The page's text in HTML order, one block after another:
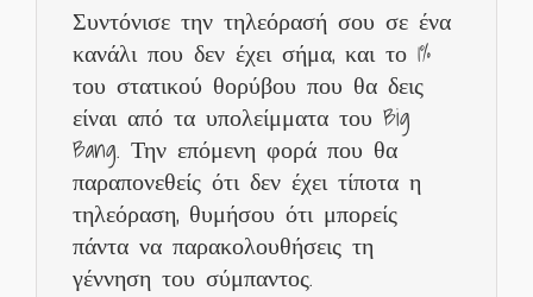
Συντόνισε την τηλεόρασή σου σε ένα
κανάλι που δεν έχει σήμα, και το 1%
του στατικού θορύβου που θα δεις
είναι από τα υπολείμματα του Big
Bang. Την επόμενη φορά που θα
παραπονεθείς ότι δεν έχει τίποτα η
τηλεόραση, θυμήσου ότι μπορείς
πάντα να παρακολουθήσεις τη
γέννηση του σύμπαντος.